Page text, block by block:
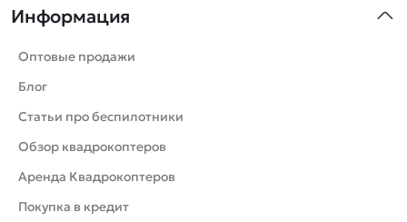
Машинки
Танки
Вертолеты
Катера
Роботы
Самолеты
Сборные модели
Информация
Оптовые продажи
Блог
Статьи про беспилотники
Обзор квадрокоптеров
Аренда Квадрокоптеров
Покупка в кредит